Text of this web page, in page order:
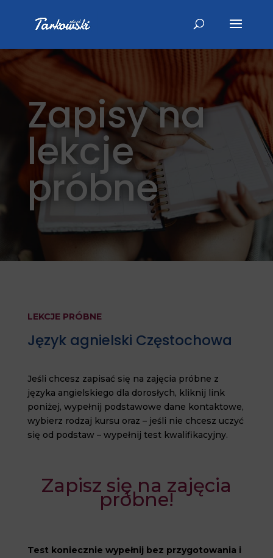
Zapisy na
lekcje
próbne
LEKCJE PRÓBNE
Język agnielski Częstochowa
Jeśli chcesz zapisać się na zajęcia próbne z
języka angielskiego dla dorosłych, kliknij link
poniżej, wypełnij podstawowe dane kontaktowe,
wybierz rodzaj kursu oraz – jeśli nie chcesz uczyć
się od podstaw – wypełnij test kwalifikacyjny.
Zapisz się na zajęcia
próbne!
Test koniecznie wypełnij bez przygotowania i